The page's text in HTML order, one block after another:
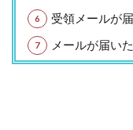
受領メールが届
メールが届い